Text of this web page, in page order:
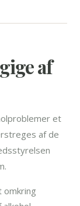
af
et
af de
omkring